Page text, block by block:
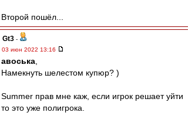
Второй пошёл...
Gt3 -
03 июн 2022 13:16
авоська
Намекнуть шелестом купюр? )
Summer прав мне каж, если игрок решает уйти
то это уже полигрока.